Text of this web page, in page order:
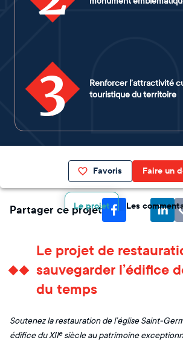
3
Renforcer l’attractivité
touristique du territoire
Favoris Faire un
Le projet Les
Partager ce projet
Le projet de
sauvegarder l’édifice
du temps
Soutenez la restauration de l’église Saint-
édifice du XIIᵉ siècle au patrimoine